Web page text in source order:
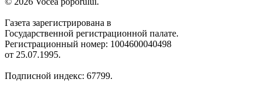
Газета зарегистрирована в
Государственной регистрационной палате.
Регистрационный номер: 1004600040498
от 25.07.1995.
Подписной индекс: 67799.